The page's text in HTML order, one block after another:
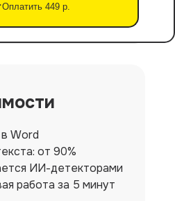
Оплатить 449 р.
Word
от 90%
ИИ-детекторами
работа за 5 минут